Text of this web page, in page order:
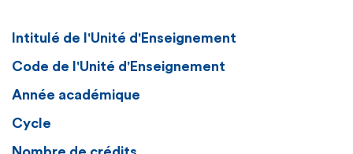
Intitulé de l'Unité d'Enseignement
Code de l'Unité d'Enseignement
Année académique
Cycle